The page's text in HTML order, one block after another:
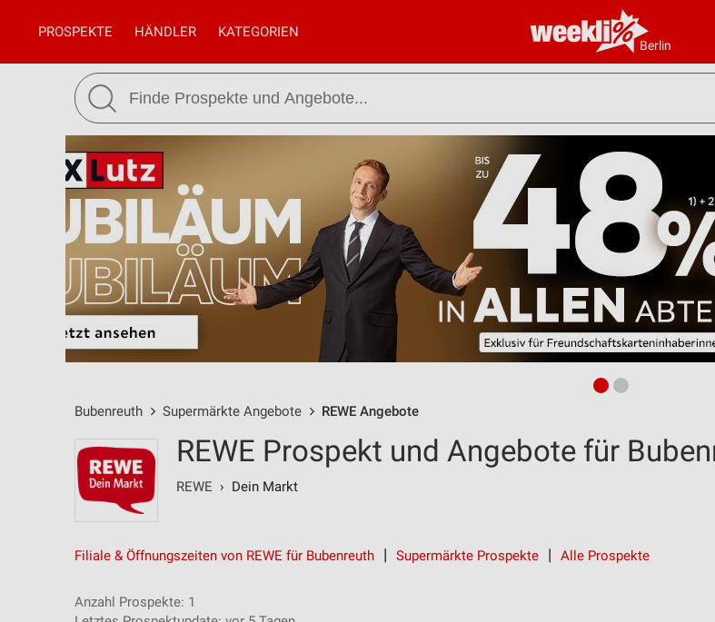
Berlin
PROSPEKTE HÄNDLER KATEGORIEN
Bubenreuth Supermärkte Angebote REWE Angebote
REWE Prospekt und Angebote für
REWE › Dein Markt
Filiale & Öffnungszeiten von REWE für Bubenreuth Supermärkte Prospekte Alle Prospekte
Anzahl Prospekte: 1